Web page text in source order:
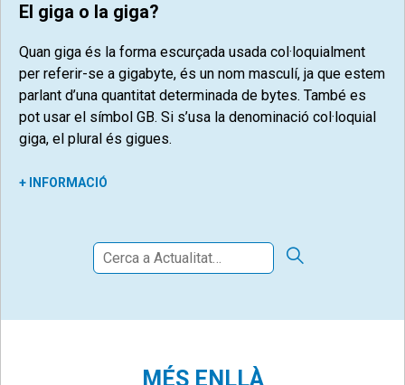
El giga o la giga?
Quan giga és la forma escurçada usada col·loquialment
per referir-se a gigabyte, és un nom masculí, ja que estem
parlant d’una quantitat determinada de bytes. També es
pot usar el símbol GB. Si s’usa la denominació col·loquial
giga, el plural és gigues.
+ INFORMACIÓ
Cerca: CERCA
MÉS ENLLÀ